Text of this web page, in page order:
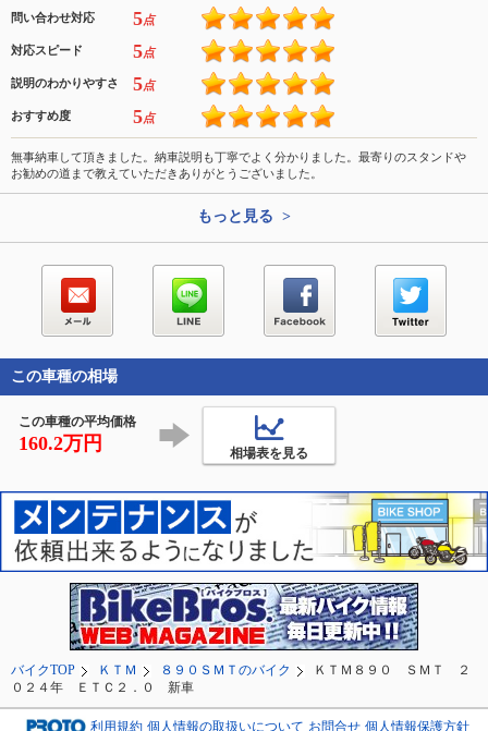
問い合わせ対応 5点
対応スピード 5点
説明のわかりやすさ 5点
おすすめ度 5点
無事納車して頂きました。納車説明も丁寧でよく分かりました。最寄りのスタンドや
お勧めの道まで教えていただきありがとうございました。
もっと見る >
この車種の相場
この車種の平均価格
160.2万円 相場表を見る
バイクTOP ＫＴＭ ８９０ＳＭＴのバイク
ＫＴＭ８９０ ＳＭＴ ２
０２４年 ＥＴＣ２．０ 新車
利用規約 個人情報の取扱いについて お問合せ 個人情報保護方針